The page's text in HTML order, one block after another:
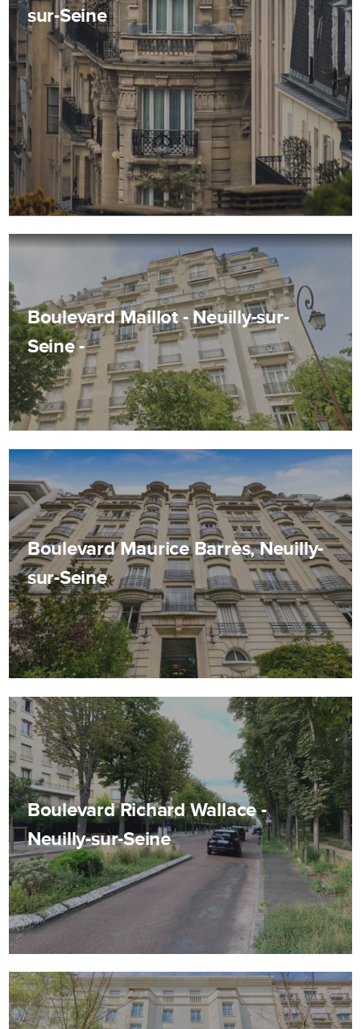
sur-Seine
Boulevard Maillot - Neuilly-sur-
Seine -
Boulevard Maurice Barrès, Neuilly-
sur-Seine
Boulevard Richard Wallace -
Neuilly-sur-Seine